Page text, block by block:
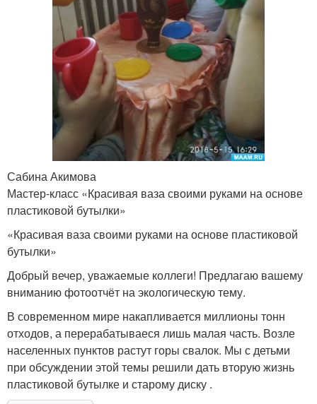
Сабина Акимова
Мастер-класс «Красивая ваза своими руками на основе
пластиковой бутылки»
«Красивая ваза своими руками на основе пластиковой
бутылки»
Добрый вечер, уважаемые коллеги! Предлагаю вашему
вниманию фотоотчёт на экологическую тему.
В современном мире накапливается миллионы тонн
отходов, а перерабатываеся лишь малая часть. Возле
населенных пунктов растут горы свалок. Мы с детьми
при обсуждении этой темы решили дать вторую жизнь
пластиковой бутылке и старому диску .